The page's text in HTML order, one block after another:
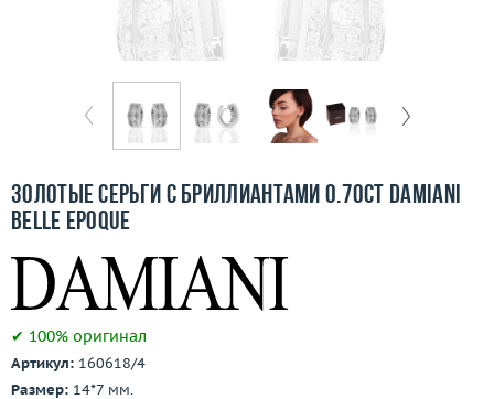
Бесплатная доставка
Покупка и оплата
Ломбард
Контакты
Золотые серьги с бриллиантами 0.70ct Damiani
Belle Epoque
✔ 100% оригинал
Артикул: 160618/4
Размер: 14*7 мм.